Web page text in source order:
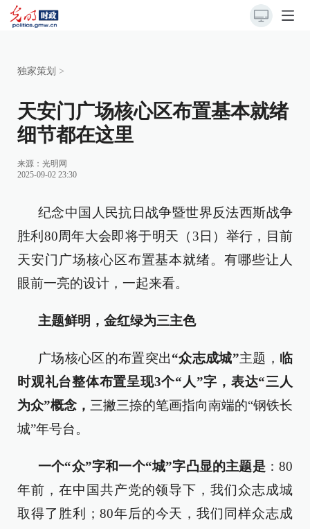
独家策划 >
天安门广场核心区布置基本就绪
细节都在这里
来源： 光明网
2025-09-02 23:30
纪念中国人民抗日战争暨世界反法西斯战争
胜利80周年大会即将于明天（3日）举行，目前
天安门广场核心区布置基本就绪。有哪些让人
眼前一亮的设计，一起来看。
主题鲜明，金红绿为三主色
广场核心区的布置突出“众志成城”主题， 临
时观礼台整体布置呈现3个“人”字，表达“三人
为众”概念， 三撇三捺的笔画指向南端的“钢铁长
城”年号台。
一个“众”字和一个“城”字凸显的主题是：80
年前，在中国共产党的领导下，我们众志成城
取得了胜利；80年后的今天，我们同样众志成